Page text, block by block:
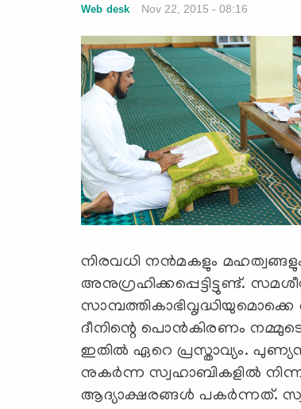
Web desk Nov 22, 2015 - 08:16
നിരവധി നന്‍മകളും
അനുഗ്രഹിക്കപ്പെട്ടിട്ടുണ്ട്.
ദീനിന്റെ പൊന്‍കിരണം
ഇതില്‍ ഏറെ പ്രസ്താവ്യം.
നുകര്‍ന്ന സ്വഹാബികളില്‍
ആദ്യാക്ഷരങ്ങള്‍ പകര്‍ന്നത്.